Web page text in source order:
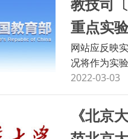
重点实
网站应反映
况将作为实
2022-03-03
《北京